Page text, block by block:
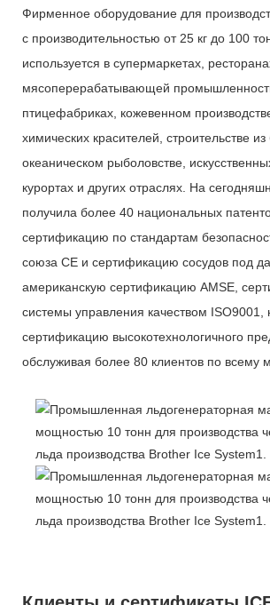
Фирменное оборудование для
с производительностью от 25 кг до 100
используется в супермаркетах,
мясоперерабатывающей
птицефабриках, кожевенном
химических красителей, строительстве из
океаническом рыболовстве,
курортах и ​​других отраслях. На
получила более 40 национальных
сертификацию по стандартам
союза CE и сертификацию сосудов под
американскую сертификацию AMSE,
системы управления качеством ISO9001,
сертификацию высокотехнологичного
обслуживая более 80 клиентов по всему